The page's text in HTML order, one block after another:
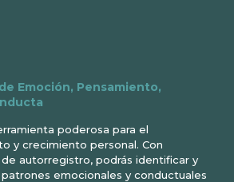
Emoción, Pensamiento,
poderosa para el
y crecimiento personal. Con
autorregistro, podrás identificar y
emocionales y conductuales